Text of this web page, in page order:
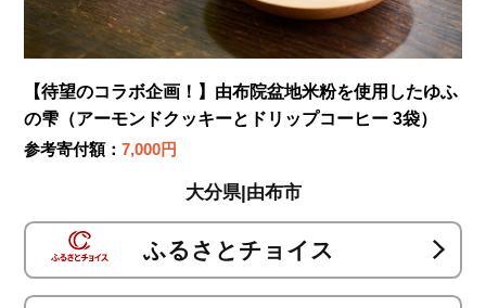
【待望のコラボ企画！】由布院盆地米粉を使用したゆふ
の雫（アーモンドクッキーとドリップコーヒー 3袋）
参考寄付額：7,000円
大分県|由布市
ふるさとチョイス